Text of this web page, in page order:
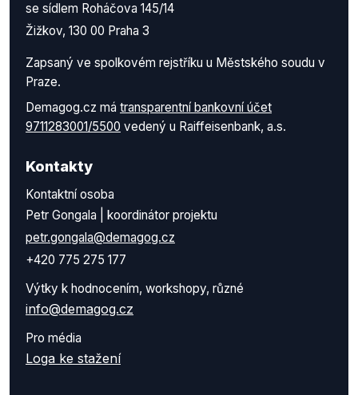
se sídlem Roháčova 145/14
Žižkov, 130 00 Praha 3
Zapsaný ve spolkovém rejstříku u Městského soudu v
Praze.
Demagog.cz má transparentní bankovní účet
9711283001/5500 vedený u Raiffeisenbank, a.s.
Kontakty
Kontaktní osoba
Petr Gongala | koordinátor projektu
petr.gongala@demagog.cz
+420 775 275 177
Výtky k hodnocením, workshopy, různé
info@demagog.cz
Pro média
Loga ke stažení